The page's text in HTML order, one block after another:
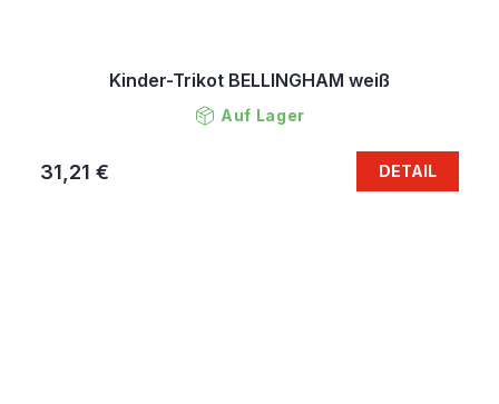
Kinder-Trikot BELLINGHAM weiß
Auf Lager
31,21 € DETAIL